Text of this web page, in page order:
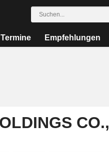
Termine Empfehlungen
CO.,